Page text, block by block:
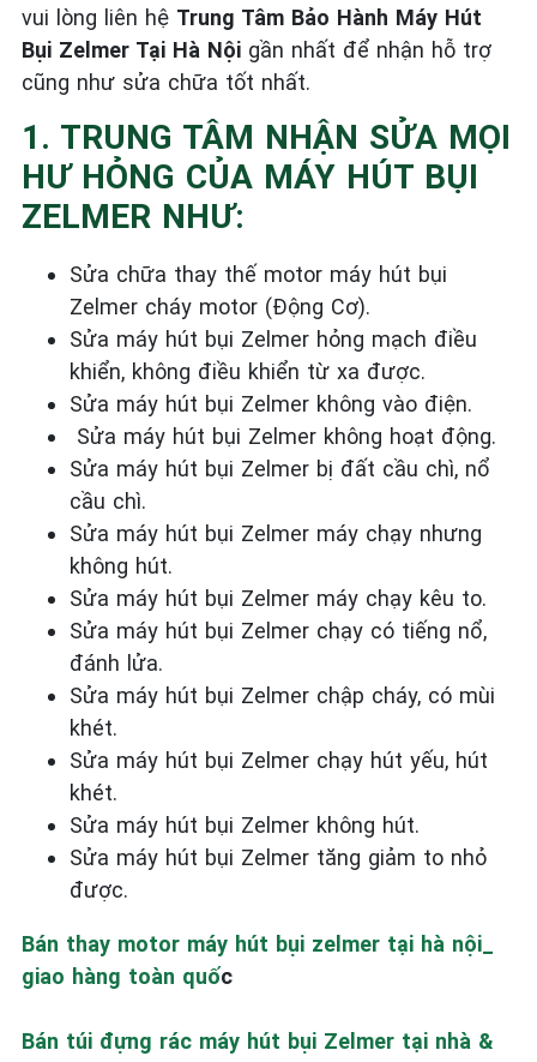
vui lòng liên hệ Trung Tâm Bảo Hành Máy Hút
Bụi Zelmer Tại Hà Nội gần nhất để nhận hỗ trợ
cũng như sửa chữa tốt nhất.
1. TRUNG TÂM NHẬN SỬA MỌI
HƯ HỎNG CỦA MÁY HÚT BỤI
ZELMER NHƯ:
Sửa chữa thay thế motor máy hút bụi
Zelmer cháy motor (Động Cơ).
Sửa máy hút bụi Zelmer hỏng mạch điều
khiển, không điều khiển từ xa được.
Sửa máy hút bụi Zelmer không vào điện.
Sửa máy hút bụi Zelmer không hoạt động.
Sửa máy hút bụi Zelmer bị đất cầu chì, nổ
cầu chì.
Sửa máy hút bụi Zelmer máy chạy nhưng
không hút.
Sửa máy hút bụi Zelmer máy chạy kêu to.
Sửa máy hút bụi Zelmer chạy có tiếng nổ,
đánh lửa.
Sửa máy hút bụi Zelmer chập cháy, có mùi
khét.
Sửa máy hút bụi Zelmer chạy hút yếu, hút
khét.
Sửa máy hút bụi Zelmer không hút.
Sửa máy hút bụi Zelmer tăng giảm to nhỏ
được.
Bán thay motor máy hút bụi zelmer tại hà nội_
giao hàng toàn quốc
Bán túi đựng rác máy hút bụi Zelmer tại nhà &